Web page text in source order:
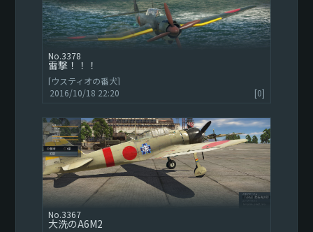
3378
雷撃！！！
[ウスティオの番犬]
2016/10/18 22:20
[0]
3367
大洗のA6M2